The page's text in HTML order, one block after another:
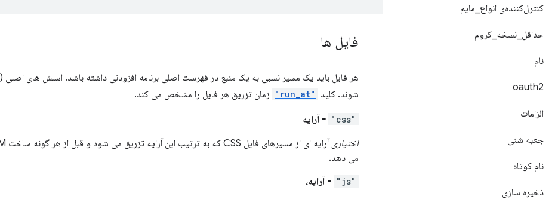
کنترل‌کننده‌ی انواع مایم
حداقل نسخه کروم
نام
oauth2
الزامات
جعبه شنی
نام کوتاه
ذخیره سازی
فایل ها
هر فایل باید یک مسیر نسبی به یک منبع در فهرست اصلی برنامه افزودنی داشته باشد. اسلش های اصلی (
شوند. کلید
"run_at" زمان تزریق هر فایل را مشخص می کند.
"css"
- آرایه
اختیاری
می دهد.
"js"
- آرایه،